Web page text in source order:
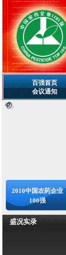
百强首页
会议通知
2010中国农药企业
100强
盛况实录